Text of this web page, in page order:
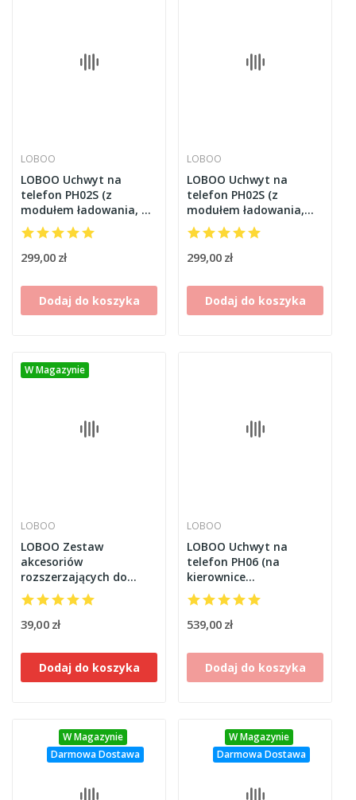
LOBOO
LOBOO Uchwyt na
telefon PH02S (z
modułem ładowania, na
kierownice
22/25/28/32mm)
299,00 zł
Dodaj do koszyka
LOBOO
LOBOO Uchwyt na
telefon PH02S (z
modułem ładowania,
pod lusterko, 10.2mm)
299,00 zł
Dodaj do koszyka
W Magazynie
LOBOO
LOBOO Zestaw
akcesoriów
rozszerzających do
dużego telefonu
(pasujący do uchwytu
PH06)
39,00 zł
Dodaj do koszyka
LOBOO
LOBOO Uchwyt na
telefon PH06 (na
kierownice
22/25/28/32mm),
magnetyczny system
antywstrząsowy
539,00 zł
Dodaj do koszyka
W Magazynie
Darmowa Dostawa
W Magazynie
Darmowa Dostawa